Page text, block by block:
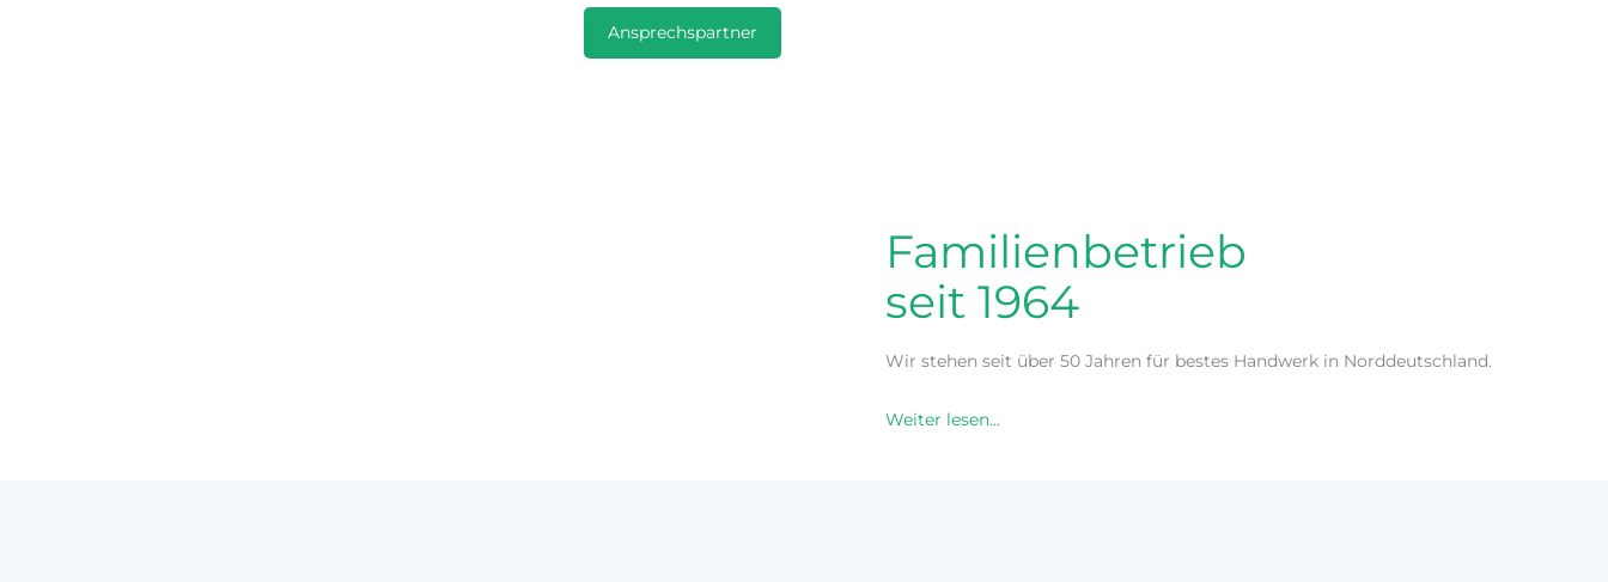
Ansprechspartner
Familienbetrieb
seit 1964
Wir stehen seit über 50 Jahren für bestes Handwerk in Norddeutschland.
Weiter lesen...